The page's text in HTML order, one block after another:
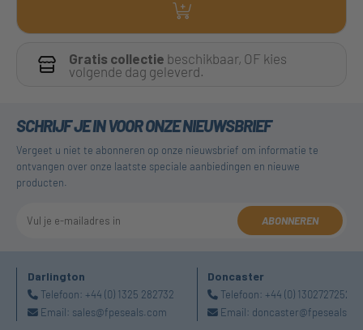
Gratis collectie beschikbaar, OF kies
volgende dag geleverd.
SCHRIJF JE IN VOOR ONZE NIEUWSBRIEF
Vergeet u niet te abonneren op onze nieuwsbrief om informatie te
ontvangen over onze laatste speciale aanbiedingen en nieuwe
producten.
ABONNEREN
Darlington
Telefoon: +44 (0) 1325 282732
Email: sales@fpeseals.com
Doncaster
Telefoon: +44 (0) 1302727252
Email: